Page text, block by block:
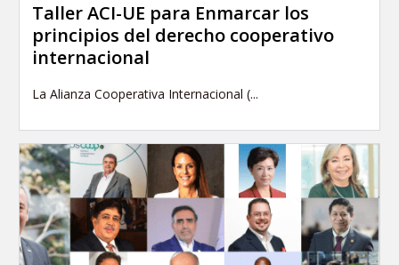
Taller ACI-UE para Enmarcar los
principios del derecho cooperativo
internacional
La Alianza Cooperativa Internacional (...